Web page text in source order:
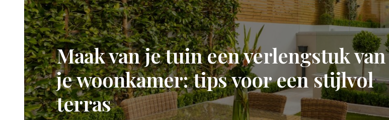
Maak van je tuin een verlengstuk van
je woonkamer: tips voor een stijlvol
terras